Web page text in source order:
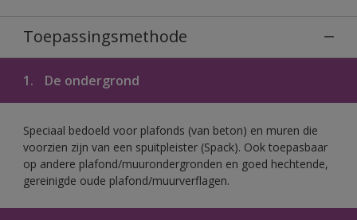
Toepassingsmethode
1. De ondergrond
Speciaal bedoeld voor plafonds (van beton) en muren die
voorzien zijn van een spuitpleister (Spack). Ook toepasbaar
op andere plafond/muurondergronden en goed hechtende,
gereinigde oude plafond/muurverflagen.